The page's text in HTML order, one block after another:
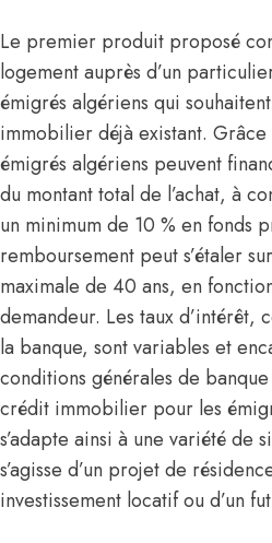
Le premier produit proposé
logement auprès d’un
émigrés algériens qui
immobilier déjà existant.
émigrés algériens peuvent
du montant total de l’achat, à
un minimum de 10 % en fonds
remboursement peut s’étaler
maximale de 40 ans, en
demandeur. Les taux d’intérêt,
la banque, sont variables et
conditions générales de
crédit immobilier pour les
s’adapte ainsi à une variété de
s’agisse d’un projet de
investissement locatif ou d’un